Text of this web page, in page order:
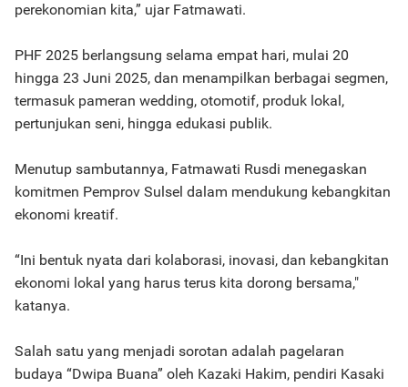
perekonomian kita,” ujar Fatmawati.
PHF 2025 berlangsung selama empat hari, mulai 20
hingga 23 Juni 2025, dan menampilkan berbagai segmen,
termasuk pameran wedding, otomotif, produk lokal,
pertunjukan seni, hingga edukasi publik.
Menutup sambutannya, Fatmawati Rusdi menegaskan
komitmen Pemprov Sulsel dalam mendukung kebangkitan
ekonomi kreatif.
“Ini bentuk nyata dari kolaborasi, inovasi, dan kebangkitan
ekonomi lokal yang harus terus kita dorong bersama,"
katanya.
Salah satu yang menjadi sorotan adalah pagelaran
budaya “Dwipa Buana” oleh Kazaki Hakim, pendiri Kasaki